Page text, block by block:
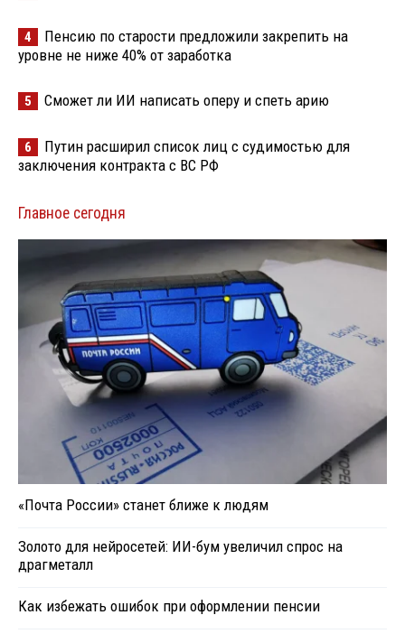
4
Пенсию по старости предложили закрепить на
уровне не ниже 40% от заработка
5 Сможет ли ИИ написать оперу и спеть арию
6
Путин расширил список лиц с судимостью для
заключения контракта с ВС РФ
Главное сегодня
«Почта России» станет ближе к людям
Золото для нейросетей: ИИ-бум увеличил спрос на
драгметалл
Как избежать ошибок при оформлении пенсии